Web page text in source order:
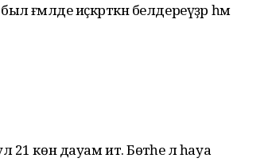
ғәмәлде иҫкәрткән белдереүҙәр һәм
21 көн дауам итә. Бөтәһе лә һауа